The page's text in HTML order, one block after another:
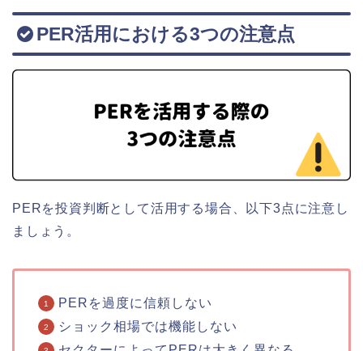
PER活用における3つの注意点
PERを投資判断として活用する場合、以下3点に注意し
ましょう。
PERを過度に信頼しない
ショック相場では機能しない